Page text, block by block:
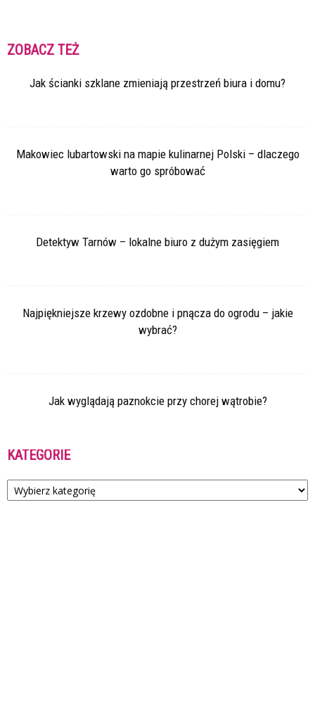
ZOBACZ TEŻ
Jak ścianki szklane zmieniają przestrzeń biura i domu?
Makowiec lubartowski na mapie kulinarnej Polski – dlaczego
warto go spróbować
Detektyw Tarnów – lokalne biuro z dużym zasięgiem
Najpiękniejsze krzewy ozdobne i pnącza do ogrodu – jakie
wybrać?
Jak wyglądają paznokcie przy chorej wątrobie?
KATEGORIE
Kategorie